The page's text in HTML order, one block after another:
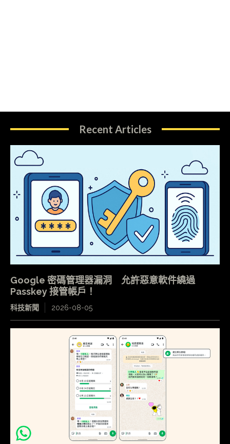
Recent Articles
Google 密碼管理器漏洞 允許惡意軟件繞過
Passkey 接管帳戶！
科技新聞 2026-08-05